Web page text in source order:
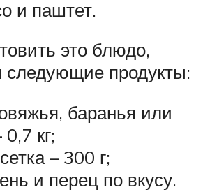
и паштет.
это блюдо,
следующие продукты:
баранья или
кг;
– 300 г;
и перец по вкусу.